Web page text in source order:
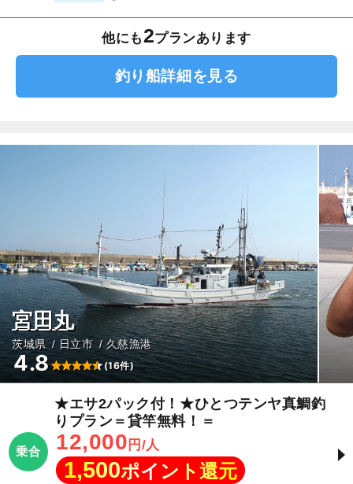
他にも2プランあります
釣り船詳細を見る
宮田丸
茨城県 日立市 久慈漁港
4.8 (16件)
乗合
★エサ2パック付！★ひとつテンヤ真鯛釣
りプラン＝貸竿無料！＝
12,000 円/人
1,500ポイント還元